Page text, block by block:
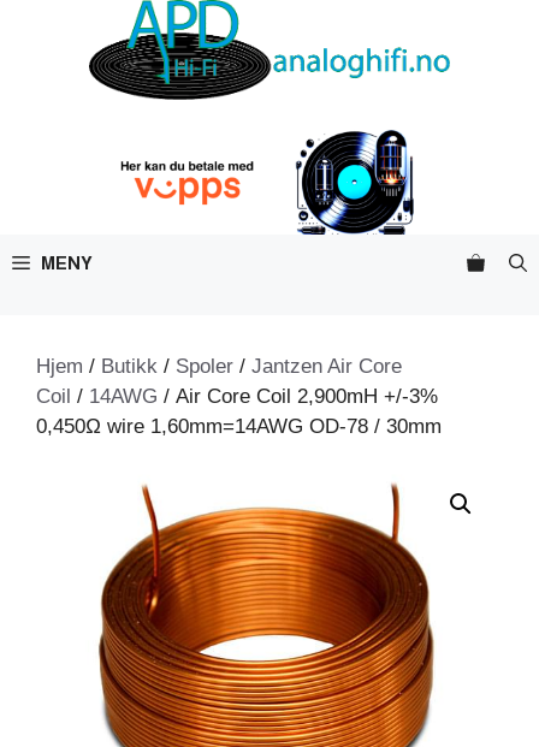
MENY
Hjem / Butikk / Spoler / Jantzen Air Core
Coil / 14AWG / Air Core Coil 2,900mH +/-3%
0,450Ω wire 1,60mm=14AWG OD-78 / 30mm